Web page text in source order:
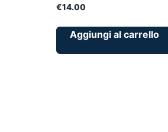
€14.00
Aggiungi al carrello